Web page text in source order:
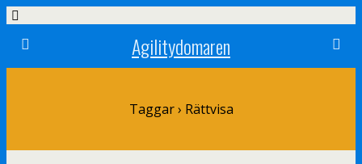
Agilitydomaren
Taggar › Rättvisa